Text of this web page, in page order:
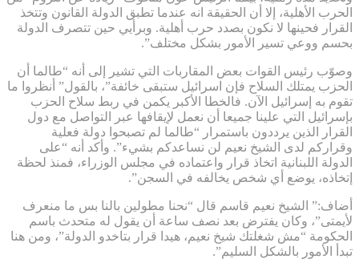
الحرب الأهلية، إلا أن الحقيقة انه عندما تطبق الدولة القانون وتتخذ
القرار فحينها لا نكون بصدد حرب أهلية. وبرأيي حين تتصرف الدولة
بحسم ووعي تسير الأمور بشكل مختلف”.
وصوّب رئيس القوات بعض المقاربات التي تشير إلى أنه “طالما أن
الحزب يمتلك السلاح فإن اسرائيل ستبقى خائفة”، بالقول” أنظروا ما
تقوم به إسرائيل الآن. فالخطا الأكبر يكمن في ربط سلاح الحزب
بإسرائيل التي علينا جميعا أن نعمل لإيقافها عبر التواصل مع دول
القرار الذين يرددون باستمرار “طالما لم تصبحوا دولة فعلية
وقراركم لدى الشيخ نعيم لن نساعدكم بشيء”. وأكد أنه “على
الدولة اللبنانية اتخاذ قرار واعتماده في مجلس الوزراء، فمنذ لحظة
إتخاذه، يوضع أي شخص يخالفه في السجن”.
أضاف:” الشيخ نعيم قاسم قال “نحنا مطولين بالنا بس ما منعرف
لأيمتى”، وكان يفترض بعد نصف ساعة أن يقول له متحدث باسم
الحكومة “مش شغلتك شيخ نعيم، هيدا قرار بتاخدو الدولة”، ومن هنا
تبدأ الأمور بالشكل السليم”.